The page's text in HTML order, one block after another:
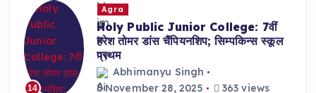
14
Agra
Holy Public Junior College: 7वीं
हरेश तोमर डांस चैंपियनशिप; सिम्पकिन्स स्कूल
प्रथम
Abhimanyu Singh
November 28, 2025
363 views